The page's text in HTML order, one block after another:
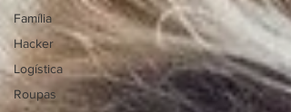
Família
Hacker
Logística
Roupas